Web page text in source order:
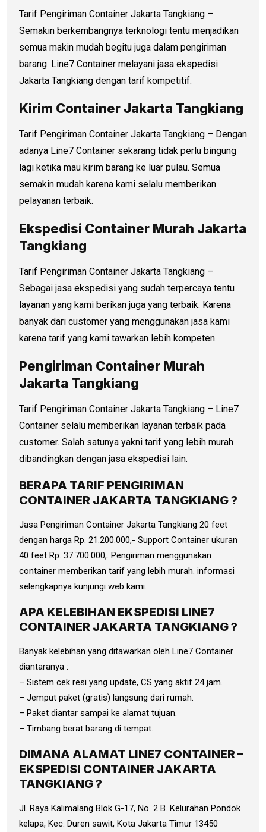
Tarif Pengiriman Container Jakarta Tangkiang –
Semakin berkembangnya terknologi tentu menjadikan
semua makin mudah begitu juga dalam pengiriman
barang. Line7 Container melayani jasa ekspedisi
Jakarta Tangkiang dengan tarif kompetitif.
Kirim Container Jakarta Tangkiang
Tarif Pengiriman Container Jakarta Tangkiang – Dengan
adanya Line7 Container sekarang tidak perlu bingung
lagi ketika mau kirim barang ke luar pulau. Semua
semakin mudah karena kami selalu memberikan
pelayanan terbaik.
Ekspedisi Container Murah Jakarta
Tangkiang
Tarif Pengiriman Container Jakarta Tangkiang –
Sebagai jasa ekspedisi yang sudah terpercaya tentu
layanan yang kami berikan juga yang terbaik. Karena
banyak dari customer yang menggunakan jasa kami
karena tarif yang kami tawarkan lebih kompeten.
Pengiriman Container Murah
Jakarta Tangkiang
Tarif Pengiriman Container Jakarta Tangkiang – Line7
Container selalu memberikan layanan terbaik pada
customer. Salah satunya yakni tarif yang lebih murah
dibandingkan dengan jasa ekspedisi lain.
BERAPA TARIF PENGIRIMAN
CONTAINER JAKARTA TANGKIANG ?
Jasa Pengiriman Container Jakarta Tangkiang 20 feet
dengan harga Rp. 21.200.000,- Support Container ukuran
40 feet Rp. 37.700.000,. Pengiriman menggunakan
container memberikan tarif yang lebih murah. informasi
selengkapnya kunjungi web kami.
APA KELEBIHAN EKSPEDISI LINE7
CONTAINER JAKARTA TANGKIANG ?
Banyak kelebihan yang ditawarkan oleh Line7 Container
diantaranya :
– Sistem cek resi yang update, CS yang aktif 24 jam.
– Jemput paket (gratis) langsung dari rumah.
– Paket diantar sampai ke alamat tujuan.
– Timbang berat barang di tempat.
DIMANA ALAMAT LINE7 CONTAINER –
EKSPEDISI CONTAINER JAKARTA
TANGKIANG ?
Jl. Raya Kalimalang Blok G-17, No. 2 B. Kelurahan Pondok
kelapa, Kec. Duren sawit, Kota Jakarta Timur 13450